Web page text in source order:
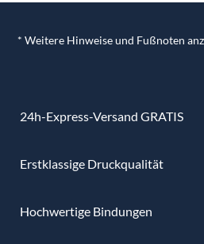
* Weitere Hinweise und Fußnoten
24h-Express-Versand GRATIS
Erstklassige Druckqualität
Hochwertige Bindungen